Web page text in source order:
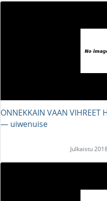
ONNEKKAIN VAAN
― uiwenuise
Julkaistu